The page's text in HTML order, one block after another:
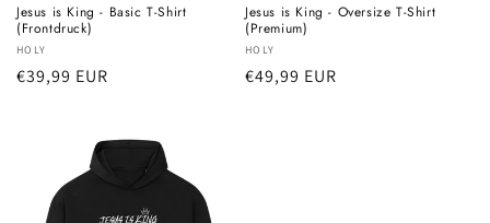
Jesus is King - Basic T-Shirt
(Frontdruck)
Anbieter:
HOLY
Normaler
€39,99 EUR
Jesus is King - Oversize T-Shirt
(Premium)
Anbieter:
HOLY
Normaler
€49,99 EUR